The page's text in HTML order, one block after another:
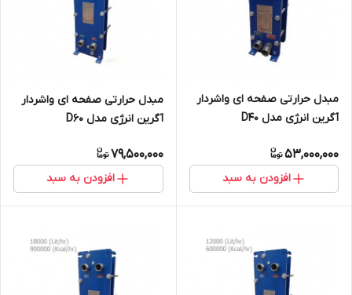
مبدل حرارتی صفحه ای واشردار
آگرین انرژی مدل D40
53,000,000
افزودن به سبد
مبدل حرارتی صفحه ای واشردار
آگرین انرژی مدل D60
79,500,000
افزودن به سبد